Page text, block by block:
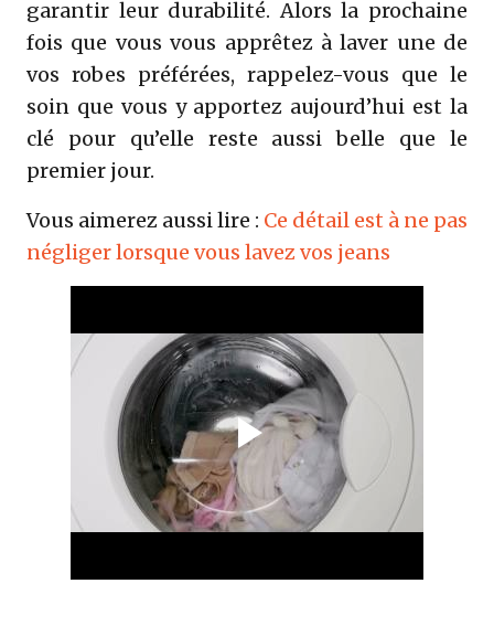
garantir leur durabilité. Alors la prochaine
fois que vous vous apprêtez à laver une de
vos robes préférées, rappelez-vous que le
soin que vous y apportez aujourd’hui est la
clé pour qu’elle reste aussi belle que le
premier jour.
Vous aimerez aussi lire : Ce détail est à ne pas
négliger lorsque vous lavez vos jeans